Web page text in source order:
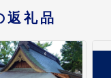
返礼品